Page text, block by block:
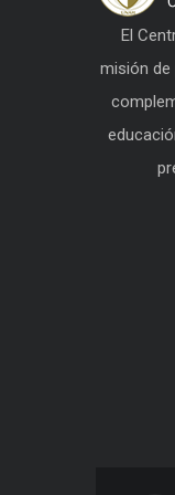
El
misión